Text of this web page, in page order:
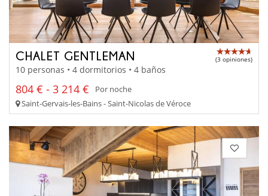
CHALET GENTLEMAN (3 opiniones)
10 personas • 4 dormitorios • 4 baños
804 € - 3 214 €
Por noche
Saint-Gervais-les-Bains - Saint-Nicolas de Véroce